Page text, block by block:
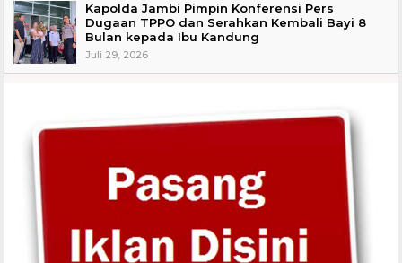
Kapolda Jambi Pimpin Konferensi Pers
Dugaan TPPO dan Serahkan Kembali Bayi 8
Bulan kepada Ibu Kandung
Juli 29, 2026